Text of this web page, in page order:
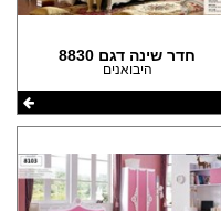
חדר שינה דגם 8830
היבואנים